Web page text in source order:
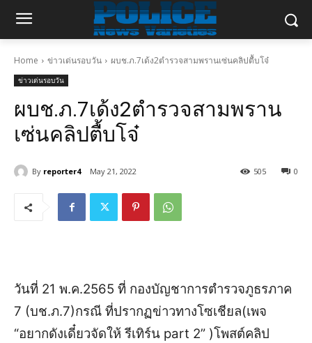
Home ข่าวเด่นรอบวัน ผบช.ภ.7เด้ง2ตำรวจสามพรานเซ่นคลิปตื้บโจ๋
ข่าวเด่นรอบวัน
ผบช.ภ.7เด้ง2ตำรวจสามพราน
เซ่นคลิปตื้บโจ๋
By reporter4 May 21, 2022 0
505
วันที่ 21 พ.ค.2565 ที่ กองบัญชาการตำรวจภูธรภาค
7 (บช.ภ.7)กรณี ที่ปรากฏข่าวทางโซเชียล(เพจ
“อยากดังเดี๋ยวจัดให้ รีเทิร์น part 2” )โพสต์คลิป